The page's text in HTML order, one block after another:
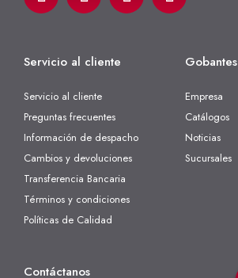
Servicio al cliente
Servicio al cliente
Preguntas frecuentes
Información de despacho
Cambios y devoluciones
Transferencia Bancaria
Términos y condiciones
Políticas de Calidad
Gobantes
Empresa
Catálogos
Noticias
Sucursales
Contáctanos